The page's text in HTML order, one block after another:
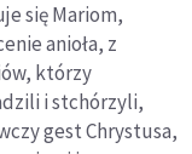
się Mariom,
anioła, z
którzy
i stchórzyli,
gest Chrystusa,